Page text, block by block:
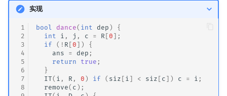
实现
1
2
3
4
5
6
7
8
bool dance( int dep )
{
int
i , j , c = R [ 0 ];
if
( ! R [ 0 ])
{
ans
= dep ;
return
true ;
}
IT( i , R , 0 ) if ( siz [ i ] < siz [ c ]) c = i ;
remove( c );